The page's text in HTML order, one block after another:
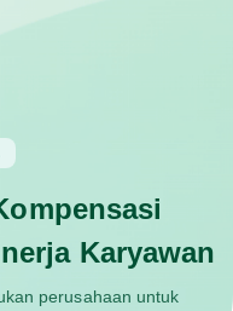
Karyawan
perusahaan untuk